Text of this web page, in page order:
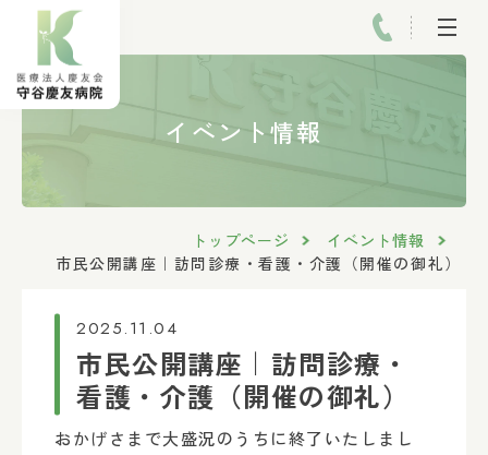
イベント情報
トップページ
イベント情報
市民公開講座｜訪問診療・看護・介護（開催の御礼）
2025.11.04
市民公開講座｜訪問診療・
看護・介護（開催の御礼）
おかげさまで大盛況のうちに終了いたしまし